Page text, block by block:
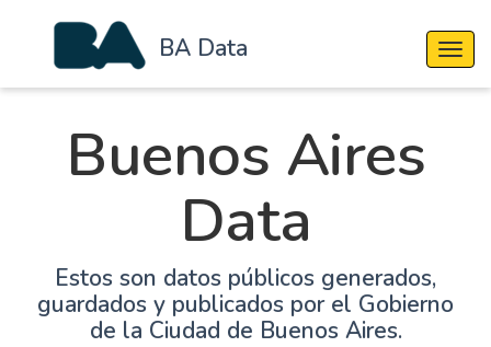
BA Data
Buenos Aires
Data
Estos son datos públicos generados,
guardados y publicados por el Gobierno
de la Ciudad de Buenos Aires.